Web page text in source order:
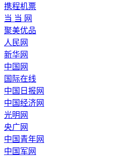
携程机票
当 当 网
聚美优品
人民网
新华网
中国网
国际在线
中国日报网
中国经济网
光明网
央广网
中国青年网
中国军网